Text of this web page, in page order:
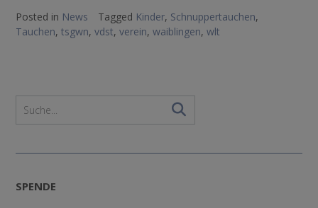
Posted in News Tagged Kinder, Schnuppertauchen,
Tauchen, tsgwn, vdst, verein, waiblingen, wlt
SPENDE